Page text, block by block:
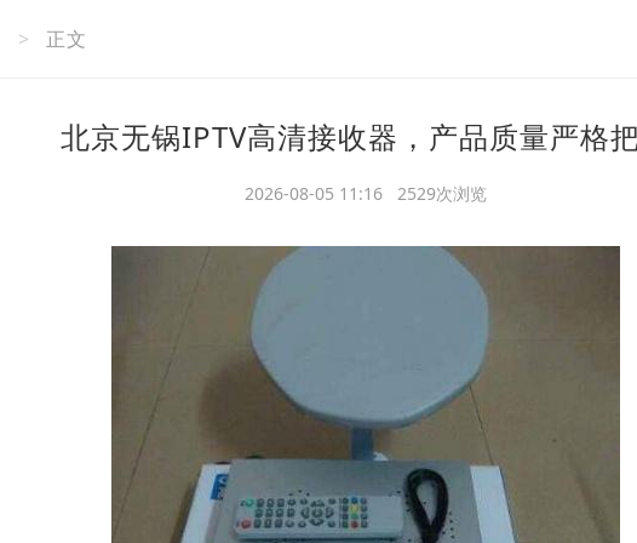
> 正文
北京无锅IPTV高清接收器，产品质量严格
2026-08-05 11:16 2529次浏览